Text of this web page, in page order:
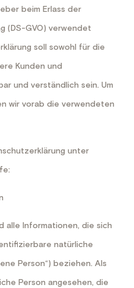
beim Erlass der
(DS-GVO) verwendet
soll sowohl für die
Kunden und
und verständlich sein. Um
wir vorab die verwendeten
unter
alle Informationen, die sich
natürliche
Person“) beziehen. Als
Person angesehen, die